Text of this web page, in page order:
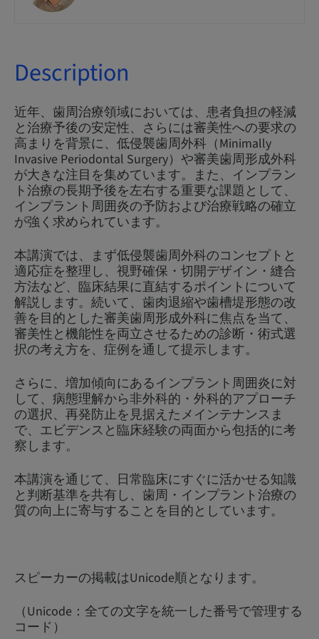
Description
近年、歯周治療領域においては、患者負担の軽減
と治療予後の安定性、さらには審美性への要求の
高まりを背景に、低侵襲歯周外科（Minimally
Invasive Periodontal Surgery）や審美歯周形成外科
が大きな注目を集めています。また、インプラン
ト治療の長期予後を左右する重要な課題として、
インプラント周囲炎の予防および治療戦略の確立
が強く求められています。
本講演では、まず低侵襲歯周外科のコンセプトと
適応症を整理し、視野確保・切開デザイン・縫合
方法など、臨床結果に直結するポイントについて
解説します。続いて、歯肉退縮や歯槽堤形態の改
善を目的とした審美歯周形成外科に焦点を当て、
審美性と機能性を両立させるための診断・術式選
択の考え方を、症例を通して提示します。
さらに、増加傾向にあるインプラント周囲炎に対
して、病態理解から非外科的・外科的アプローチ
の選択、再発防止を見据えたメインテナンスま
で、エビデンスと臨床経験の両面から包括的に考
察します。
本講演を通じて、日常臨床にすぐに活かせる知識
と判断基準を共有し、歯周・インプラント治療の
質の向上に寄与することを目的としています。
スピーカーの掲載はUnicode順となります。
（Unicode：全ての文字を統一した番号で管理する
コード）